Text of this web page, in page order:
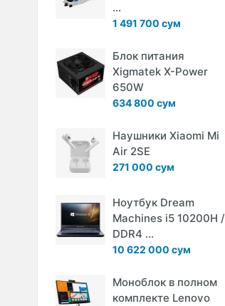
...
1 491 700 сум
Блок питания
Xigmatek X-Power
650W
634 800 сум
Наушники Xiaomi Mi
Air 2SE
271 000 сум
Ноутбук Dream
Machines i5 10200H /
DDR4 ...
10 622 000 сум
Моноблок в полном
комплекте Lenovo